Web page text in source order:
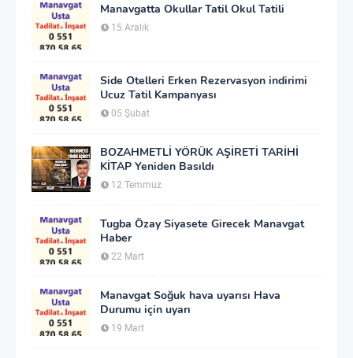
Manavgatta Okullar Tatil Okul Tatili
15 Aralık
Side Otelleri Erken Rezervasyon indirimi
Ucuz Tatil Kampanyası
05 Şubat
BOZAHMETLİ YÖRÜK AŞİRETİ TARİHİ
KİTAP Yeniden Basıldı
12 Temmuz
Tugba Özay Siyasete Girecek Manavgat
Haber
22 Mart
Manavgat Soğuk hava uyarısı Hava
Durumu için uyarı
19 Mart